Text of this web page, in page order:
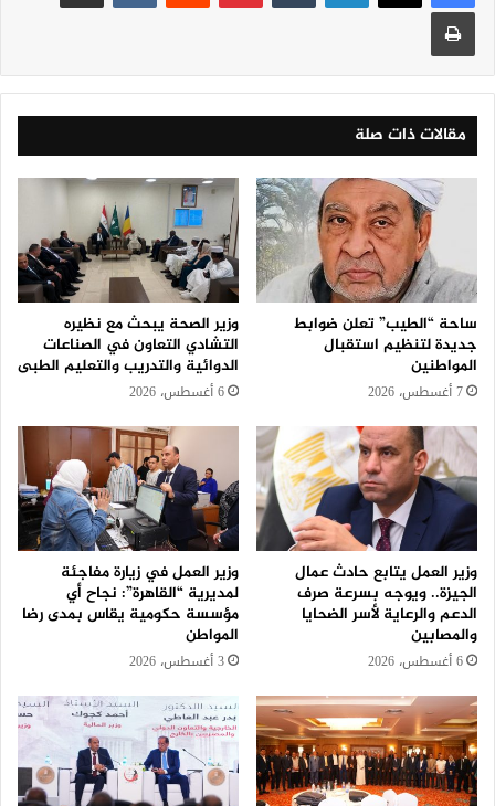
مقالات ذات صلة
ساحة “الطيب” تعلن ضوابط
جديدة لتنظيم استقبال
المواطنين
7 أغسطس، 2026
وزير الصحة يبحث مع نظيره
التشادي التعاون في الصناعات
الدوائية والتدريب والتعليم الطبى
6 أغسطس، 2026
وزير العمل يتابع حادث عمال
الجيزة.. ويوجه بسرعة صرف
الدعم والرعاية لأسر الضحايا
والمصابين
6 أغسطس، 2026
وزير العمل في زيارة مفاجئة
لمديرية “القاهرة”: نجاح أي
مؤسسة حكومية يقاس بمدى رضا
المواطن
3 أغسطس، 2026